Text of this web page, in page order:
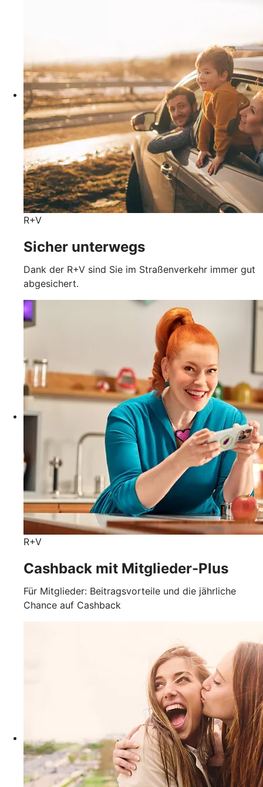
R+V
Sicher unterwegs
Dank der R+V sind Sie im Straßenverkehr immer gut
abgesichert.
R+V
Cashback mit Mitglieder-Plus
Für Mitglieder: Beitragsvorteile und die jährliche
Chance auf Cashback